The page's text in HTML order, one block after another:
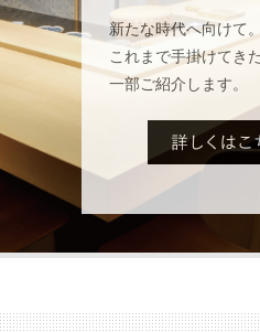
新たな時代へ向けて
これまで手掛けてき
一部ご紹介します。